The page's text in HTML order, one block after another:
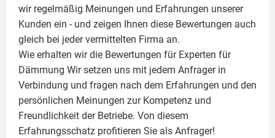
wir regelmäßig Meinungen und Erfahrungen unserer
Kunden ein - und zeigen Ihnen diese Bewertungen auch
gleich bei jeder vermittelten Firma an.
Wie erhalten wir die Bewertungen für Experten für
Dämmung Wir setzen uns mit jedem Anfrager in
Verbindung und fragen nach dem Erfahrungen und den
persönlichen Meinungen zur Kompetenz und
Freundlichkeit der Betriebe. Von diesem
Erfahrungsschatz profitieren Sie als Anfrager!